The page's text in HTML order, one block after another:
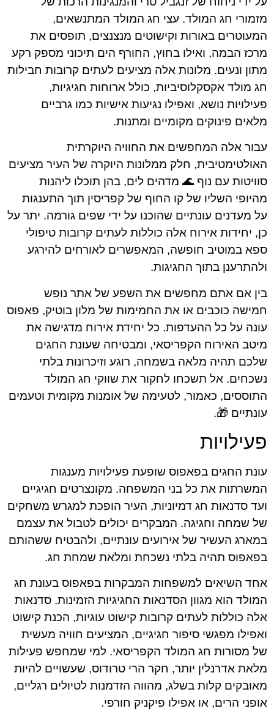
מזמורי חג המולד. עצי חג המולד המתנשאים,
המעוטרים באורות וקישוטים מנצנצים, תופסים את
מרכז הבמה, ואילו בחוץ, החורף הים תיכוני מספק רקע
מתון ונעים. מלונות אלה מציעים לעתים קרובות חבילות
חג מולד אקסקלוסיביות, כולל ארוחות חגיגיות,
פעילויות נושא, ואפילו נגיעות אישיות כמו גרביים
מלאים פינוקים מקומיים ומתנות.
עבור אלה המחפשים את החוויה היוקרתית
האולטימטיבית, חלק ממלונות היוקרה של העיר מציעים
סוויטות עם נוף 🌊 מדהים לים, בהן תוכלו ליהנות
מהיופי השליו של קו החוף של קפריסין תוך התענגות
על מעדנים עונתיים שהוכנו על ידי שפים גורמה. יתר על
כן, יחידות אירוח אלה כוללות לעתים קרובות טיפולי
ספא במוטיב חופשה, המאפשרים לאורחים להירגע
ולהתרענן בתוך החגיגות.
בין אם אתם מחפשים את השפע של אתר נופש
חמישה כוכבים או את החמימות של מלון בוטיק, פאפוס
עונה על כל ההעדפות. כל יחידת אירוח מדגישה את
מיטב האירוח הקפריסאי, ומבטיחה שעונת החגים
שלכם תהיה מלאה בשמחה, רוגע וזיכרונות בלתי
נשכחים. אל תשכחו לחקור את שווקי חג המולד
התוססים, כאמור, לטעימה של אומנות מקומית וטעמים
עונתיים 🎁.
פעילויות
עונת החגים בפאפוס שופעת פעילויות מענגות
המשרתות את כל בני המשפחה. מקונצרטים חגיגיים
ועד סדנאות חג דמיוניות, העיר הופכת למגרש משחקים
של שמחה וחגיגה. המבקרים יכולים לטבול את עצמם
במארג העשיר של אירועים עונתיים, ולהבטיח ששהותם
בפאפוס תהיה בלתי נשכחת ומלאת שמחת חג.
אחד השיאים למשפחות המבקרות בפאפוס בעונת חג
המולד הוא מגוון הסדנאות החגיגיות הזמינות. סדנאות
אלה כוללות לעתים קרובות קישוט עוגיות, הכנת קישוט
ואפילו מפגשי סיפור חגיגיים, המציעים חוויה מעשית
של מסורות חג המולד הקפריסאי. למי שמחפש פעילות
מלאת אדרנלין יותר, חקר הרי טרודוס, שעשויים להיות
מאובקים קלות בשלג, מהווה הזדמנות לטיולים רגליים,
אופני הרים, או אפילו פיקניק חורפי.